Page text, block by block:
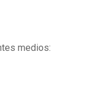
medios: